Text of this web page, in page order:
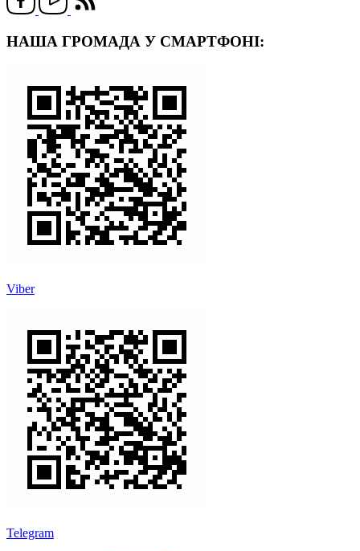
НАША ГРОМАДА У СМАРТФОНІ:
Viber
Telegram